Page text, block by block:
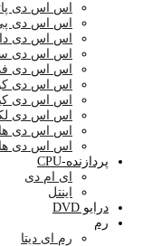
اس اس دی
اس اس دی
اس اس دی
اس اس دی
اس اس دی
اس اس دی
اس اس دی
اس اس دی
اس اس دی
اس اس دی
پردازنده-CPU
ای ام دی
اینتل
درایو DVD
رم
رم ای دیتا